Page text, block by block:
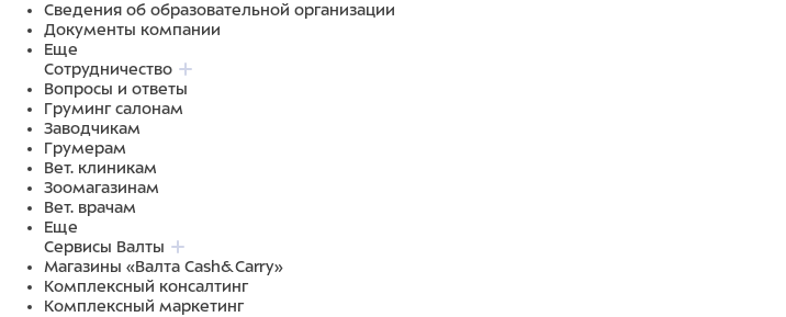
Сведения об образовательной организации
Документы компании
Еще
Сотрудничество
Вопросы и ответы
Груминг салонам
Заводчикам
Грумерам
Вет. клиникам
Зоомагазинам
Вет. врачам
Еще
Сервисы Валты
Магазины «Валта Cash&Carry»
Комплексный консалтинг
Комплексный маркетинг